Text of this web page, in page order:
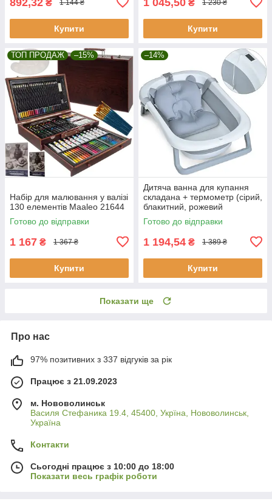
₴ 1 144 ₴
Купити
₴ 1 230 ₴
Купити
ТОП ПРОДАЖ –15%
Набір для малювання у валізі
130 елементів Maaleo 21644
Готово до відправки
1 167 ₴ 1 367 ₴
Купити
–14%
Дитяча ванна для купання
складана + термометр (сірий,
блакитний, рожевий
кольори), переносна ванна
Готово до відправки
1 194,54 ₴ 1 389 ₴
Купити
Показати ще
Про нас
97% позитивних з 337 відгуків за рік
Працює з 21.09.2023
м. Нововолинськ
Василя Стефаника 19.4, 45400, Укрїна, Нововолинськ,
Україна
Контакти
Сьогодні працює з 10:00 до 18:00
Показати весь графік роботи